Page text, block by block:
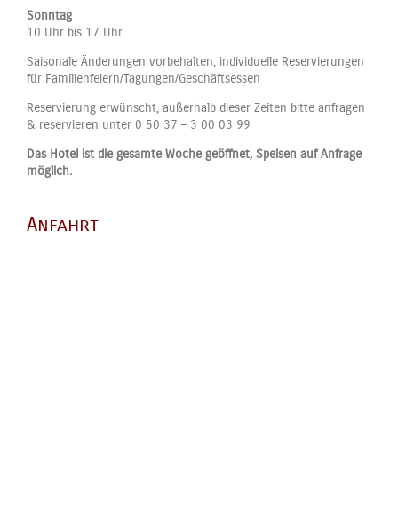
Sonntag
10 Uhr bis 17 Uhr
Saisonale Änderungen vorbehalten, individuelle Reservierungen
für Familienfeiern/Tagungen/Geschäftsessen
Reservierung erwünscht, außerhalb dieser Zeiten bitte anfragen
& reservieren unter 0 50 37 – 3 00 03 99
Das Hotel ist die gesamte Woche geöffnet, Speisen auf Anfrage
möglich.
Anfahrt